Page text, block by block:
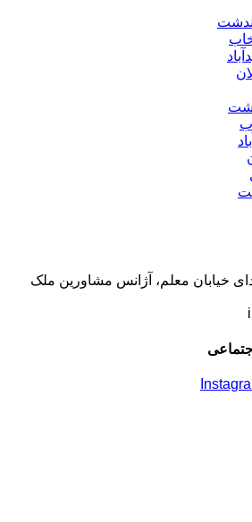
خیابان معلم، آژانس مشاورین ملک